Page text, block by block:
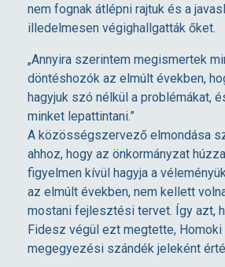
O
Z
N
Á
R
E
nem fognak átlépni rajtuk és a
illedelmesen végighallgatták őket.
„Annyira szerintem megismertek
döntéshozók az elmúlt években,
hagyjuk szó nélkül a problémákat,
minket lepattintani.”
A közösségszervező elmondása
ahhoz, hogy az önkormányzat
figyelmen kívül hagyja a
az elmúlt években, nem kellett
mostani fejlesztési tervet. Így azt,
Fidesz végül ezt megtette, Homoki
megegyezési szándék jeleként